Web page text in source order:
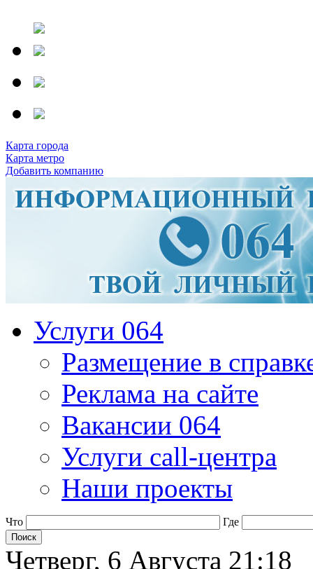
Карта города
Карта метро
Добавить компанию
Услуги 064
Размещение в
Реклама на сайте
Вакансии 064
Услуги call-центра
Наши проекты
Что Где
Четверг, 6 Августа 21:18